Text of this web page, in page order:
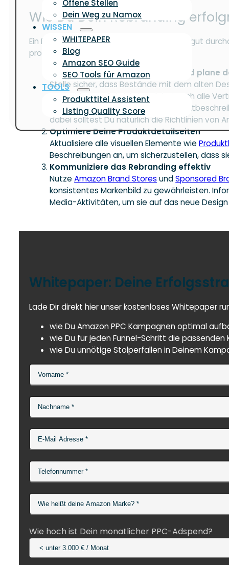
Offene Stellen
Dein Weg zu Namox
WISSEN
WHITEPAPER
Blog
Amazon SEO Guide
SEO Tools für Amazon
TOOLS
Produkttitel Assistent
Listing Quality Score
Wie Du Dein Rebranding
Ein Rebranding auf Amazon erfordert eine gut
profitiert.
Verwalte Deinen Lagerbestand und plane
Stelle sicher, dass Bestände mit dem alten
vermeiden. Berücksichtige dabei auch alle
dezent, aber sichtbar in Deine
dabei solltest Du natürlich die Richtlinien von
Optimiere Deine Produktdetailseiten
Aktualisiere alle visuellen Elemente wie
Beschreibungen an, um sicherzustellen, dass
Kommuniziere das Rebranding effektiv
NutzeAmazon Brand Stores undSponsored
konsistentes Markenbild zu gewährleisten.
Media-Aktivitäten, um sie auf das neue
Whitepaper: Deine
Lade Dir direkt hier unser kostenloses Whitepaper
wie Du Amazon PPC Kampagnen optimal
wie Du für jeden Funnel-Schritt die
wie Du unnötige Stolperfallen in Deinem
Wie hoch ist Dein monatlicher PPC-Adspend?